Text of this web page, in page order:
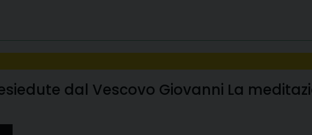
dal Vescovo Giovanni La